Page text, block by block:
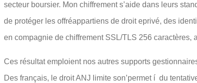
secteur boursier. Mon chiffrement s’aide dans leurs
de protéger les offréappartiens de droit eprivé, des
en compagnie de chiffrement SSL/TLS 256
Ces résultat emploient nos autres supports
Des français, le droit ANJ limite son’permet í du